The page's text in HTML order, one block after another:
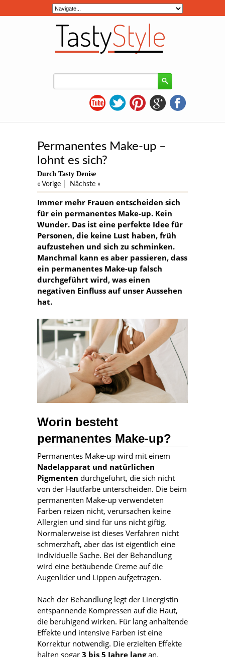
Permanentes Make-up –
lohnt es sich?
Durch Tasty Denise
« Vorige Nächste »
Immer mehr Frauen entscheiden sich
für ein permanentes Make-up. Kein
Wunder. Das ist eine perfekte Idee für
Personen, die keine Lust haben, früh
aufzustehen und sich zu schminken.
Manchmal kann es aber passieren, dass
ein permanentes Make-up falsch
durchgeführt wird, was einen
negativen Einfluss auf unser Aussehen
hat.
Worin besteht
permanentes Make-up?
Permanentes Make-up wird mit einem
Nadelapparat und natürlichen
Pigmenten durchgeführt, die sich nicht
von der Hautfarbe unterscheiden. Die beim
permanenten Make-up verwendeten
Farben reizen nicht, verursachen keine
Allergien und sind für uns nicht giftig.
Normalerweise ist dieses Verfahren nicht
schmerzhaft, aber das ist eigentlich eine
individuelle Sache. Bei der Behandlung
wird eine betäubende Creme auf die
Augenlider und Lippen aufgetragen.
Nach der Behandlung legt der Linergistin
entspannende Kompressen auf die Haut,
die beruhigend wirken. Für lang anhaltende
Effekte und intensive Farben ist eine
Korrektur notwendig. Die erzielten Effekte
halten sogar 3 bis 5 Jahre langan.